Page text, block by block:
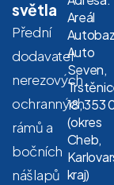
světla
Přední
dodavatel
nerezových
ochranných
rámů a
bočních
nášlapů
Areál
Auto
Seven,
18, 353
(okres
Cheb,
kraj)